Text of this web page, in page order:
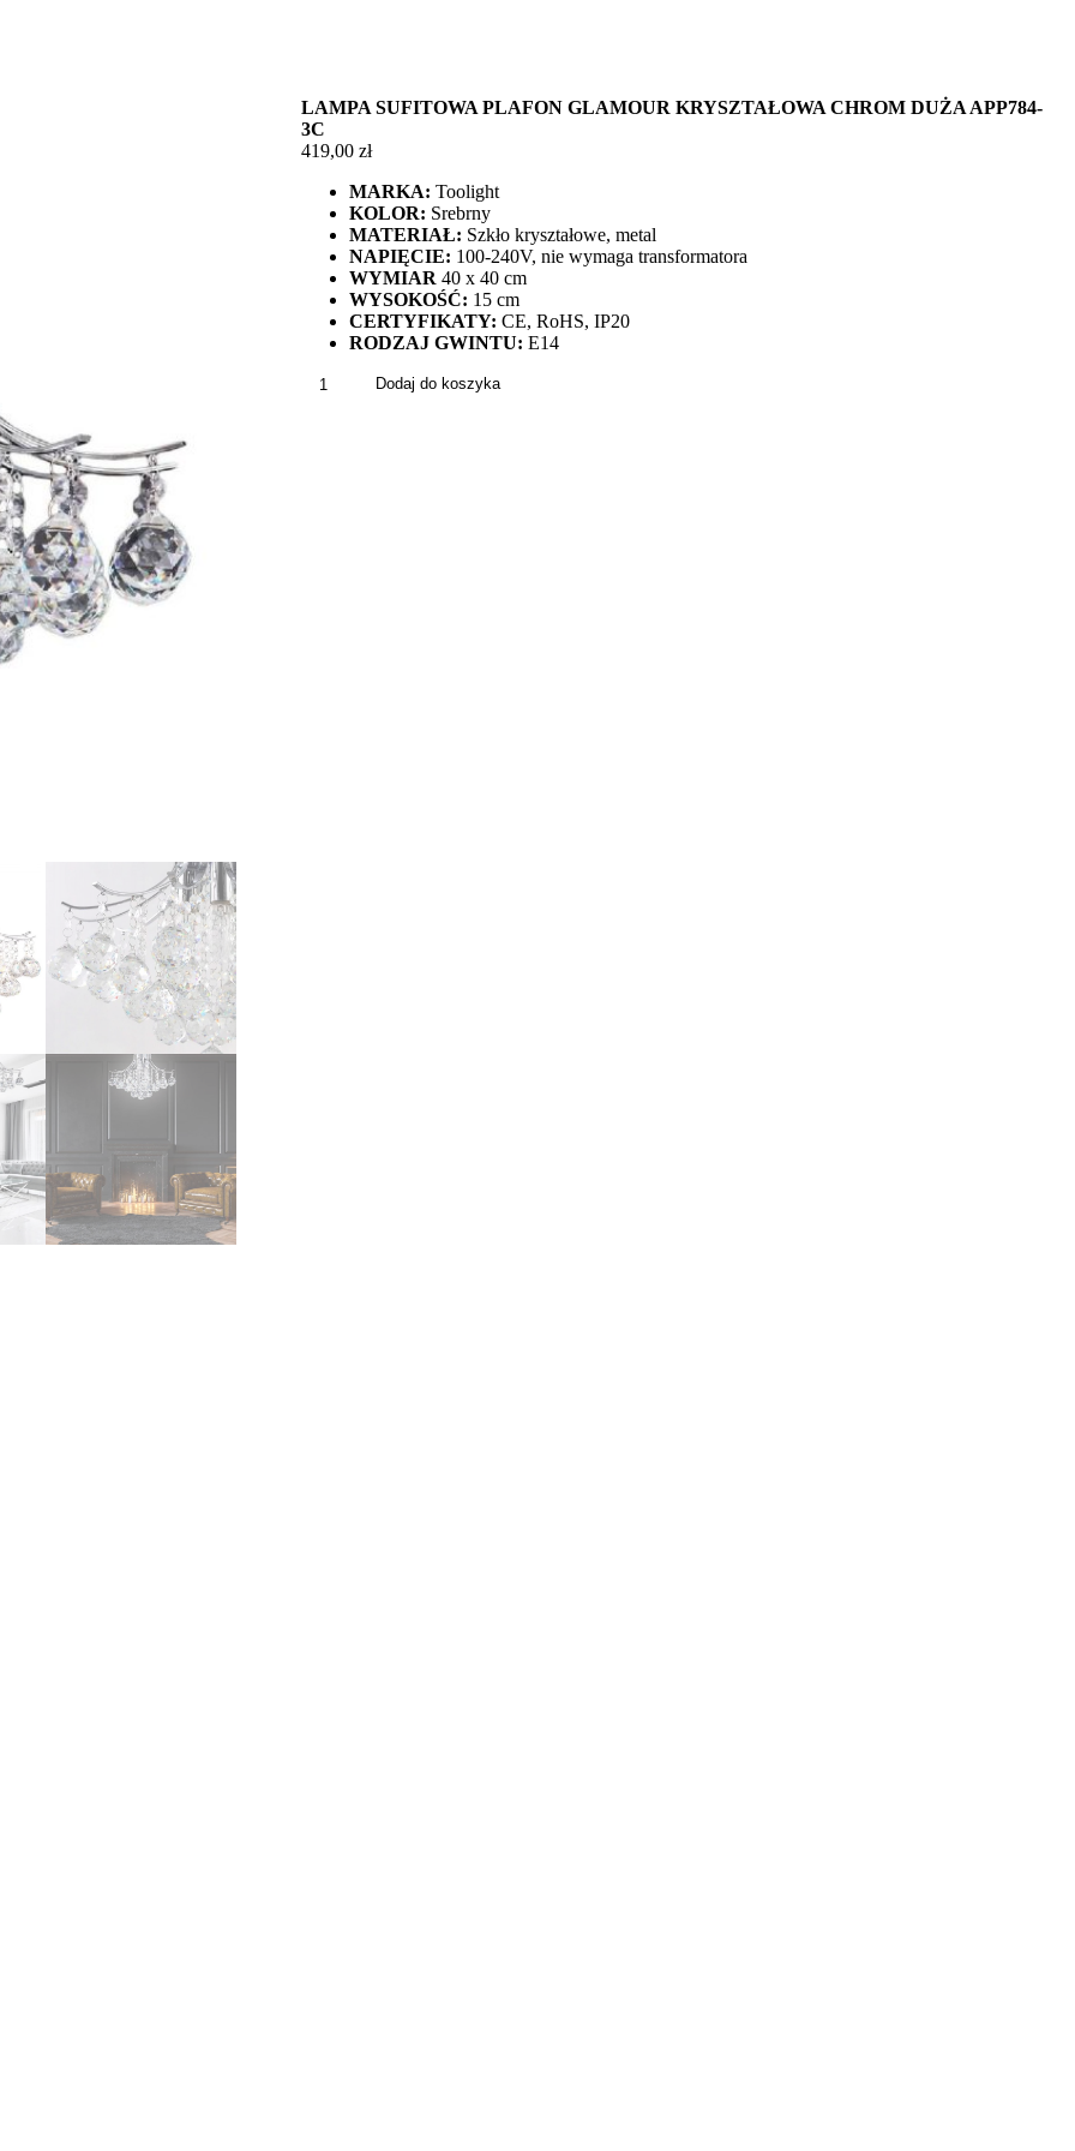
LAMPA SUFITOWA PLAFON GLAMOUR KRYSZTAŁOWA CHROM DUŻA APP784-
3C
419,00 zł
MARKA: Toolight
KOLOR: Srebrny
MATERIAŁ: Szkło kryształowe, metal
NAPIĘCIE: 100-240V, nie wymaga transformatora
WYMIAR 40 x 40 cm
WYSOKOŚĆ: 15 cm
CERTYFIKATY: CE, RoHS, IP20
RODZAJ GWINTU: E14
ilość
Dodaj do koszyka